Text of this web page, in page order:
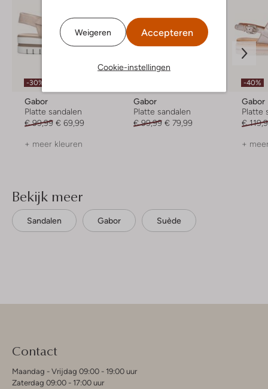
Weigeren Accepteren
Cookie-instellingen
-30%
Gabor
Platte sandalen
€ 99,99 € 69,99
+ meer kleuren
Laatste maten
Gabor
Platte sandalen
€ 99,99 € 79,99
-40%
Gabor
Platte
€
+
Bekijk meer
Sandalen Gabor Suède
Contact
Maandag - Vrijdag 09:00 - 19:00 uur
Zaterdag 09:00 - 17:00 uur